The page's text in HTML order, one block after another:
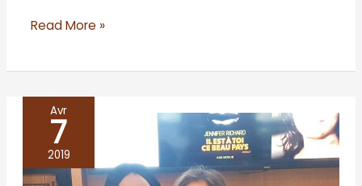
Read More »
Avr
7
2019
Café
littéraire
Jennifer